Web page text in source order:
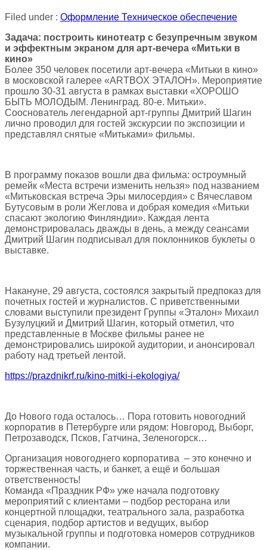
Filed under : Оформление Техническое обеспечение
Задача: построить кинотеатр с безупречным звуком
и эффектным экраном для арт-вечера «Митьки в
кино»
Более 350 человек посетили арт-вечера «Митьки в кино»
в московской галерее «ARTBOX ЭТАЛОН». Мероприятие
прошло 30-31 августа в рамках выставки «ХОРОШО
БЫТЬ МОЛОДЫМ. Ленинград. 80-е. Митьки».
Сооснователь легендарной арт-группы Дмитрий Шагин
лично проводил для гостей экскурсии по экспозиции и
представлял снятые «Митьками» фильмы.
В программу показов вошли два фильма: остроумный
ремейк «Места встречи изменить нельзя» под названием
«Митьковская встреча Эры милосердия» с Вячеславом
Бутусовым в роли Жеглова и добрая комедия «Митьки
спасают экологию Финляндии». Каждая лента
демонстрировалась дважды в день, а между сеансами
Дмитрий Шагин подписывал для поклонников буклеты о
выставке.
Накануне, 29 августа, состоялся закрытый предпоказ для
почетных гостей и журналистов. С приветственными
словами выступили президент Группы «Эталон» Михаил
Бузулуцкий и Дмитрий Шагин, который отметил, что
представленные в Москве фильмы ранее не
демонстрировались широкой аудитории, и анонсировал
работу над третьей лентой.
https://prazdnikrf.ru/kino-mitki-i-ekologiya/
До Нового года осталось… Пора готовить новогодний
корпоратив в Петербурге или рядом: Новгород, Выборг,
Петрозаводск, Псков, Гатчина, Зеленогорск…
Организация новогоднего корпоратива – это конечно и
торжественная часть, и банкет, а ещё и большая
ответственность!
Команда «Праздник РФ» уже начала подготовку
мероприятий с клиентами – подбор ресторана или
концертной площадки, театрального зала, разработка
сценария, подбор артистов и ведущих, выбор
музыкальной группы и подготовка номеров сотрудников
компании.